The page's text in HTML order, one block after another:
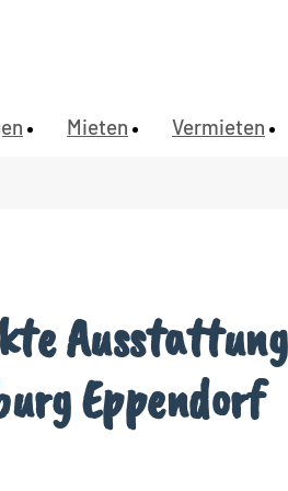
Mieten Vermieten
Ausstattung
Eppendorf